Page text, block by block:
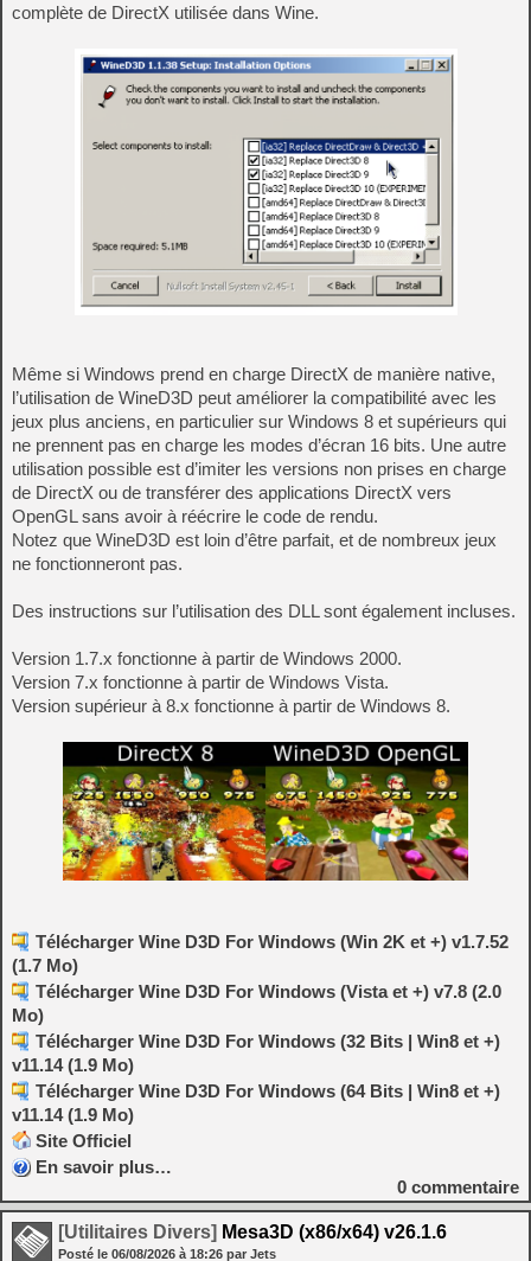
complète de DirectX utilisée dans Wine.
Même si Windows prend en charge DirectX de manière native,
l’utilisation de WineD3D peut améliorer la compatibilité avec les
jeux plus anciens, en particulier sur Windows 8 et supérieurs qui
ne prennent pas en charge les modes d’écran 16 bits. Une autre
utilisation possible est d’imiter les versions non prises en charge
de DirectX ou de transférer des applications DirectX vers
OpenGL sans avoir à réécrire le code de rendu.
Notez que WineD3D est loin d’être parfait, et de nombreux jeux
ne fonctionneront pas.
Des instructions sur l’utilisation des DLL sont également incluses.
Version 1.7.x fonctionne à partir de Windows 2000.
Version 7.x fonctionne à partir de Windows Vista.
Version supérieur à 8.x fonctionne à partir de Windows 8.
Télécharger Wine D3D For Windows (Win 2K et +) v1.7.52
(1.7 Mo)
Télécharger Wine D3D For Windows (Vista et +) v7.8 (2.0
Mo)
Télécharger Wine D3D For Windows (32 Bits | Win8 et +)
v11.14 (1.9 Mo)
Télécharger Wine D3D For Windows (64 Bits | Win8 et +)
v11.14 (1.9 Mo)
Site Officiel
En savoir plus…
0 commentaire
[Utilitaires Divers] Mesa3D (x86/x64) v26.1.6
Posté le 06/08/2026 à 18:26 par Jets